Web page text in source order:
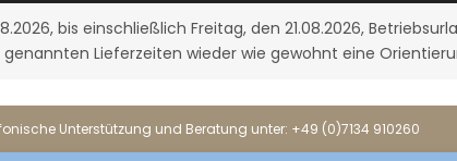
bis einschließlich Freitag, den 21.08.2026,
Lieferzeiten wieder wie gewohnt eine
Unterstützung und Beratung unter: +49 (0)7134 910260